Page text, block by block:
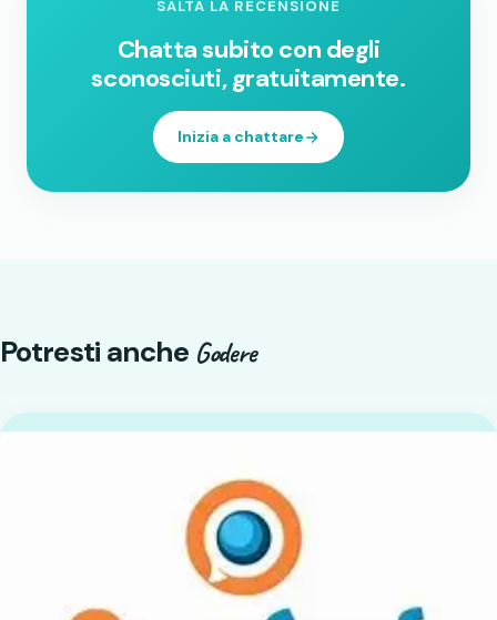
SALTA LA RECENSIONE
Chatta subito con degli
sconosciuti, gratuitamente.
Inizia a chattare
Potresti anche Godere